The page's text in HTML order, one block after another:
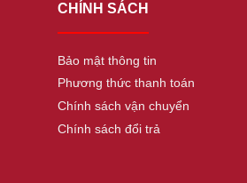
CHÍNH SÁCH
Bảo mật thông tin
Phương thức thanh toán
Chính sách vận chuyển
Chính sách đổi trả